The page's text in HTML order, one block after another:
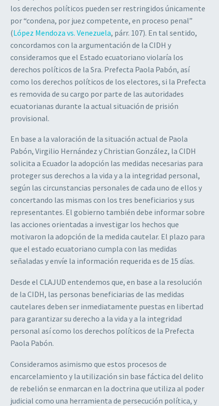
los derechos políticos pueden ser restringidos únicamente
por “condena, por juez competente, en proceso penal”
(López Mendoza vs. Venezuela, párr. 107). En tal sentido,
concordamos con la argumentación de la CIDH y
consideramos que el Estado ecuatoriano violaría los
derechos políticos de la Sra. Prefecta Paola Pabón, así
como los derechos políticos de los electores, si la Prefecta
es removida de su cargo por parte de las autoridades
ecuatorianas durante la actual situación de prisión
provisional.
En base a la valoración de la situación actual de Paola
Pabón, Virgilio Hernández y Christian González, la CIDH
solicita a Ecuador la adopción las medidas necesarias para
proteger sus derechos a la vida y a la integridad personal,
según las circunstancias personales de cada uno de ellos y
concertando las mismas con los tres beneficiarios y sus
representantes. El gobierno también debe informar sobre
las acciones orientadas a investigar los hechos que
motivaron la adopción de la medida cautelar. El plazo para
que el estado ecuatoriano cumpla con las medidas
señaladas y envíe la información requerida es de 15 días.
Desde el CLAJUD entendemos que, en base a la resolución
de la CIDH, las personas beneficiarias de las medidas
cautelares deben ser inmediatamente puestas en libertad
para garantizar su derecho a la vida y a la integridad
personal así como los derechos políticos de la Prefecta
Paola Pabón.
Consideramos asimismo que estos procesos de
encarcelamiento y la utilización sin base fáctica del delito
de rebelión se enmarcan en la doctrina que utiliza al poder
judicial como una herramienta de persecución política, y